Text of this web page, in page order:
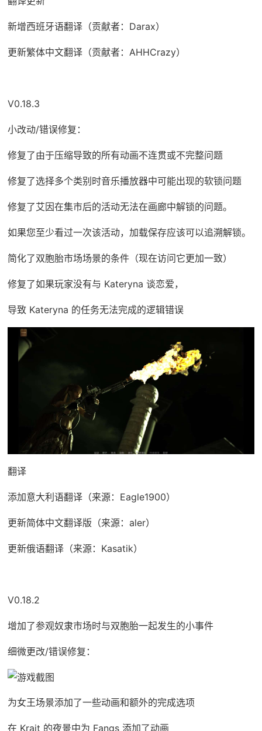
新增西班牙语翻译（贡献者：Darax）
更新繁体中文翻译（贡献者：AHHCrazy）
V0.18.3
小改动/错误修复：
修复了由于压缩导致的所有动画不连贯或不完整问题
修复了选择多个类别时音乐播放器中可能出现的软锁问题
修复了艾因在集市后的活动无法在画廊中解锁的问题。
如果您至少看过一次该活动，加载保存应该可以追溯解锁。
简化了双胞胎市场场景的条件（现在访问它更加一致）
修复了如果玩家没有与 Kateryna 谈恋爱，
导致 Kateryna 的任务无法完成的逻辑错误
翻译
添加意大利语翻译（来源：Eagle1900）
更新简体中文翻译版（来源：aler）
更新俄语翻译（来源：Kasatik）
V0.18.2
增加了参观奴隶市场时与双胞胎一起发生的小事件
细微更改/错误修复：
为女王场景添加了一些动画和额外的完成选项
在 Krait 的夜景中为 Fangs 添加了动画